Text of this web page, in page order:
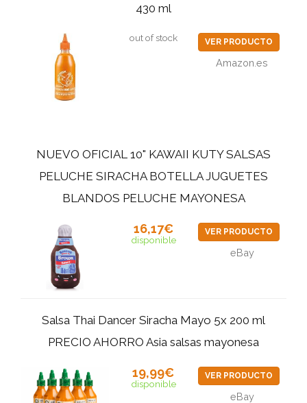
430 ml
out of stock VER PRODUCTO
Amazon.es
NUEVO OFICIAL 10" KAWAII KUTY SALSAS
PELUCHE SIRACHA BOTELLA JUGUETES
BLANDOS PELUCHE MAYONESA
16,17€
disponible
VER PRODUCTO
eBay
Salsa Thai Dancer Siracha Mayo 5x 200 ml
PRECIO AHORRO Asia salsas mayonesa
19,99€
disponible
VER PRODUCTO
eBay